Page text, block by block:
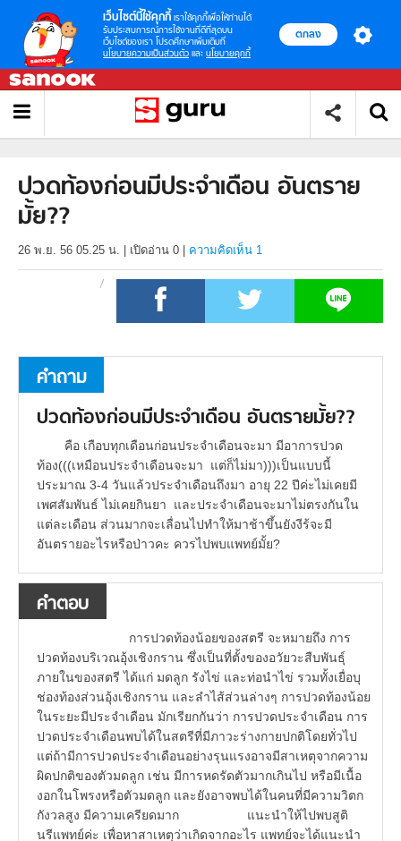
เว็บไซต์นี้ใช้คุกกี้ เราใช้คุกกี้เพื่อให้ท่านได้
รับประสบการณ์การใช้งานที่ดีที่สุดบน
เว็บไซต์ของเรา โปรดศึกษาเพิ่มเติมที่
นโยบายความเป็นส่วนตัว และ นโยบายคุกกี้
ตกลง
ปวดท้องก่อนมีประจำเดือน อันตราย
มั้ย??
26 พ.ย. 56 05.25 น. เปิดอ่าน 0 ความคิดเห็น 1
คำถาม
ปวดท้องก่อนมีประจำเดือน อันตรายมั้ย??
คือ เกือบทุกเดือนก่อนประจำเดือนจะมา มีอาการปวด
ท้อง(((เหมือนประจำเดือนจะมา แต่ก็ไม่มา)))เป็นแบบนี้
ประมาณ 3-4 วันแล้วประจำเดือนถึงมา อายุ 22 ปีค่ะไม่เคยมี
เพศสัมพันธ์ ไม่เคยกินยา และประจำเดือนจะมาไม่ตรงกันใน
แต่ละเดือน ส่วนมากจะเลื่อนไปทำให้มาช้าขึ้นยังงีร้จะมี
อันตรายอะไรหรือป่าวคะ ควรไปพบแพทย์มั้ย?
คำตอบ
การปวดท้องน้อยของสตรี จะหมายถึง การ
ปวดท้องบริเวณอุ้งเชิงกราน ซึ่งเป็นที่ตั้งของอวัยวะสืบพันธุ์
ภายในของสตรี ได้แก่ มดลูก รังไข่ และท่อนำไข่ รวมทั้งเยื่อบุ
ช่องท้องส่วนอุ้งเชิงกราน และลำไส้ส่วนล่างๆ การปวดท้องน้อย
ในระยะมีประจำเดือน มักเรียกกันว่า การปวดประจำเดือน การ
ปวดประจำเดือนพบได้ในสตรีที่มีภาวะร่างกายปกติโดยทั่วไป
แต่ถ้ามีการปวดประจำเดือนอย่างรุนแรงอาจมีสาเหตุจากความ
ผิดปกติของตัวมดลูก เช่น มีการหดรัดตัวมากเกินไป หรือมีเนื้อ
งอกในโพรงหรือตัวมดลูก และยังอาจพบได้ในคนที่มีความวิตก
กังวลสูง มีความเครียดมาก แนะนำให้ไปพบสูติ
นรีแพทย์ค่ะ เพื่อหาสาเหตุว่าเกิดจากอะไร แพทย์จะได้แนะนำ